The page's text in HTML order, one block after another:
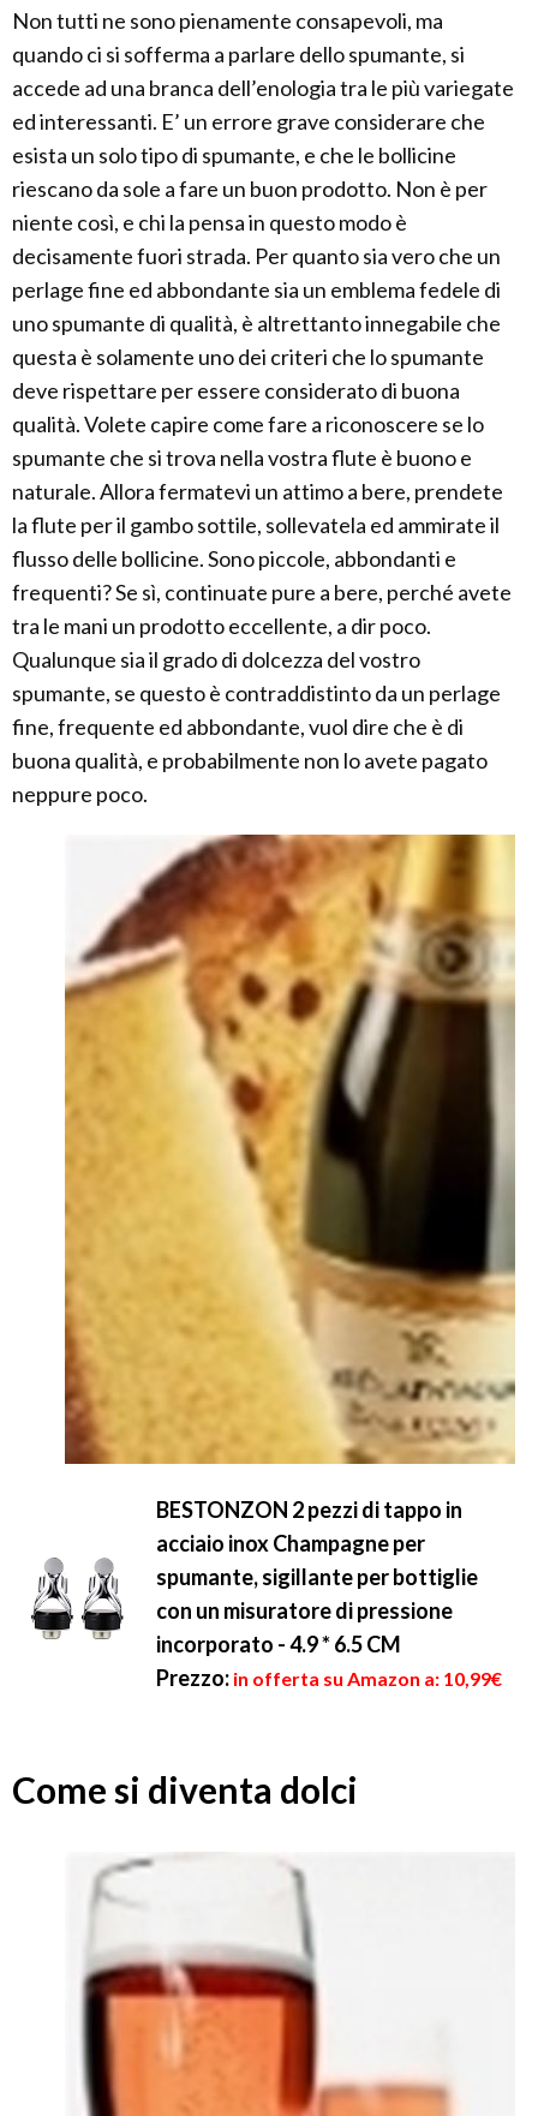
Non tutti ne sono pienamente consapevoli, ma
quando ci si sofferma a parlare dello spumante, si
accede ad una branca dell’enologia tra le più variegate
ed interessanti. E’ un errore grave considerare che
esista un solo tipo di spumante, e che le bollicine
riescano da sole a fare un buon prodotto. Non è per
niente così, e chi la pensa in questo modo è
decisamente fuori strada. Per quanto sia vero che un
perlage fine ed abbondante sia un emblema fedele di
uno spumante di qualità, è altrettanto innegabile che
questa è solamente uno dei criteri che lo spumante
deve rispettare per essere considerato di buona
qualità. Volete capire come fare a riconoscere se lo
spumante che si trova nella vostra flute è buono e
naturale. Allora fermatevi un attimo a bere, prendete
la flute per il gambo sottile, sollevatela ed ammirate il
flusso delle bollicine. Sono piccole, abbondanti e
frequenti? Se sì, continuate pure a bere, perché avete
tra le mani un prodotto eccellente, a dir poco.
Qualunque sia il grado di dolcezza del vostro
spumante, se questo è contraddistinto da un perlage
fine, frequente ed abbondante, vuol dire che è di
buona qualità, e probabilmente non lo avete pagato
neppure poco.
BESTONZON 2 pezzi di tappo in
acciaio inox Champagne per
spumante, sigillante per bottiglie
con un misuratore di pressione
incorporato - 4.9 * 6.5 CM
Prezzo: in offerta su Amazon a: 10,99€
Come si diventa dolci